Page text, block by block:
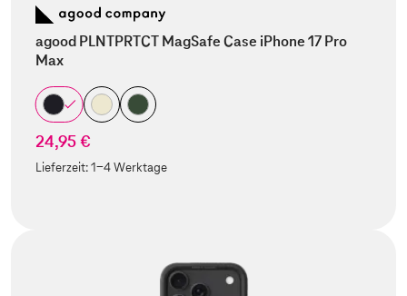
agood PLNTPRTCT MagSafe Case iPhone 17 Pro
Max
24,95 €
Lieferzeit:1-4 Werktage